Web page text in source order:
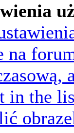
na
in the